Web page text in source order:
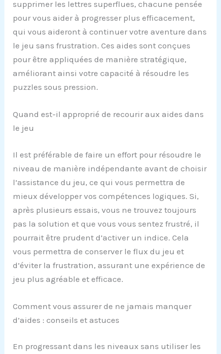
supprimer les lettres superflues, chacune pensée
pour vous aider à progresser plus efficacement,
qui vous aideront à continuer votre aventure dans
le jeu sans frustration. Ces aides sont conçues
pour être appliquées de manière stratégique,
améliorant ainsi votre capacité à résoudre les
puzzles sous pression.
Quand est-il approprié de recourir aux aides dans
le jeu
Il est préférable de faire un effort pour résoudre le
niveau de manière indépendante avant de choisir
l’assistance du jeu, ce qui vous permettra de
mieux développer vos compétences logiques. Si,
après plusieurs essais, vous ne trouvez toujours
pas la solution et que vous vous sentez frustré, il
pourrait être prudent d’activer un indice. Cela
vous permettra de conserver le flux du jeu et
d’éviter la frustration, assurant une expérience de
jeu plus agréable et efficace.
Comment vous assurer de ne jamais manquer
d’aides : conseils et astuces
En progressant dans les niveaux sans utiliser les